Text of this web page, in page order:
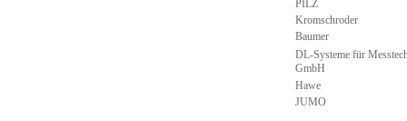
PILZ
Kromschroder
Baumer
DL-Systeme für
GmbH
Hawe
JUMO